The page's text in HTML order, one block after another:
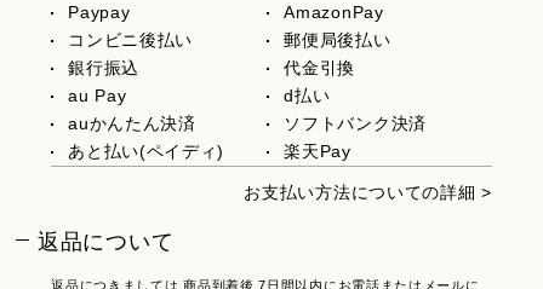
Paypay
AmazonPay
コンビニ後払い
郵便局後払い
銀行振込
代金引換
au Pay
d払い
auかんたん決済
ソフトバンク決済
あと払い(ペイディ)
楽天Pay
お支払い方法についての詳細 >
返品について
返品につきましては 商品到着後 7日間以内にお電話またはメールに